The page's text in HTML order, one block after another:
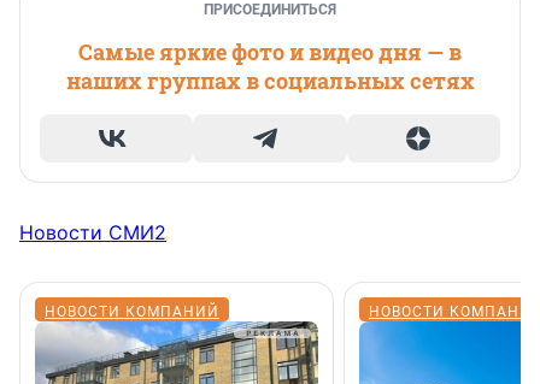
ПРИСОЕДИНИТЬСЯ
Самые яркие фото и видео дня — в
наших группах в социальных сетях
Новости СМИ2
НОВОСТИ КОМПАНИЙ НОВОСТИ